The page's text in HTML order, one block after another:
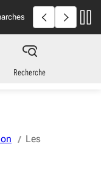
Incendies en
utiles
Recherche
Les